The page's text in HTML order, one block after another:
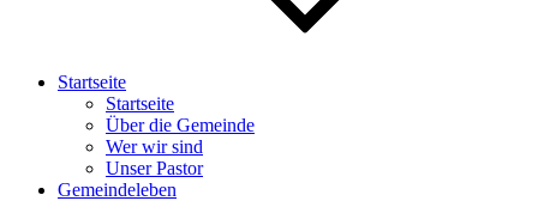
Startseite
Startseite
Über die Gemeinde
Wer wir sind
Unser Pastor
Gemeindeleben